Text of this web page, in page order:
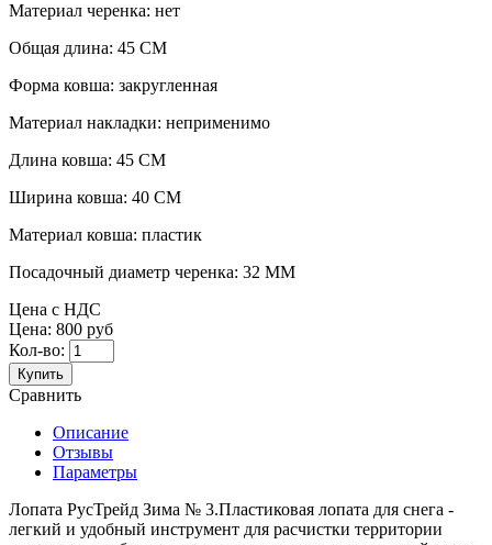
Материал черенка: нет
Общая длина: 45 СМ
Форма ковша: закругленная
Материал накладки: неприменимо
Длина ковша: 45 СМ
Ширина ковша: 40 СМ
Материал ковша: пластик
Посадочный диаметр черенка: 32 ММ
Цена с НДС
Цена: 800 руб
Кол-во:
Купить
Сравнить
Описание
Отзывы
Параметры
Лопата РусТрейд Зима № 3.Пластиковая лопата для снега -
легкий и удобный инструмент для расчистки территории